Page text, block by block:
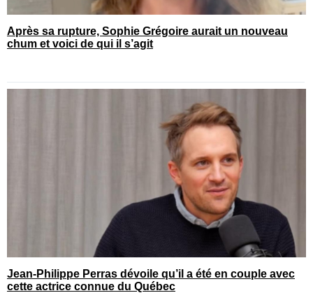
Après sa rupture, Sophie Grégoire aurait un nouveau
chum et voici de qui il s’agit
Jean-Philippe Perras dévoile qu’il a été en couple avec
cette actrice connue du Québec